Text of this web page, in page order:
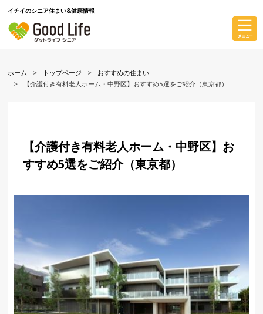
イチイのシニア住まい&健康情報
ホーム トップページ
おすすめの住まい
【介護付き有料老人ホーム・中野区】おすすめ5選をご紹介（東京都）
【介護付き有料老人ホーム・中野区】お
すすめ5選をご紹介（東京都）